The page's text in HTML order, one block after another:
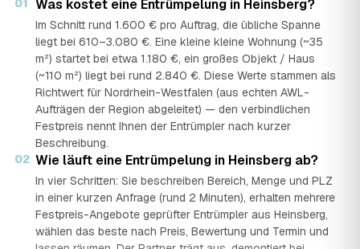
01 Was kostet eine Entrümpelung in Heinsberg?
Im Schnitt rund 1.600 € pro Auftrag, die übliche Spanne
liegt bei 610–3.080 €. Eine kleine kleine Wohnung (~35
m²) startet bei etwa 1.180 €, ein großes Objekt / Haus
(~110 m²) liegt bei rund 2.840 €. Diese Werte stammen als
Richtwert für Nordrhein-Westfalen (aus echten AWL-
Aufträgen der Region abgeleitet) — den verbindlichen
Festpreis nennt Ihnen der Entrümpler nach kurzer
Beschreibung.
02 Wie läuft eine Entrümpelung in Heinsberg ab?
In vier Schritten: Sie beschreiben Bereich, Menge und PLZ
in einer kurzen Anfrage (rund 2 Minuten), erhalten mehrere
Festpreis-Angebote geprüfter Entrümpler aus Heinsberg,
wählen das beste nach Preis, Bewertung und Termin und